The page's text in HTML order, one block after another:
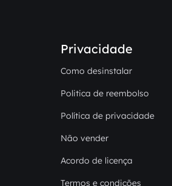
Privacidade
Como desinstalar
Politica de reembolso
Política de privacidade
Não vender
Acordo de licença
Termos e condições